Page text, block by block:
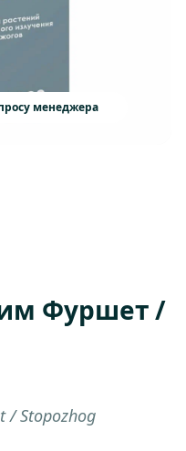
менеджера
Фуршет /
/ Stopozhog